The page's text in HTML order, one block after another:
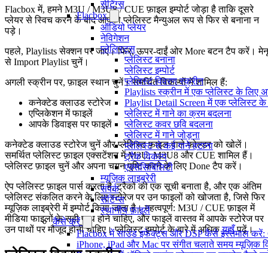
सेटिंग्स
Flacbox
ऑडियो प्लेयर
नेविगेशन
प्लेलिस्ट्स
प्लेलिस्ट बनाना
प्लेलिस्ट इम्पोर्ट
प्लेलिस्ट विवरण स्क्रीन
Playlists स्क्रीन में एक प्लेलिस्ट के लिए
Playlist Detail Screen में एक प्लेलिस्ट के
प्लेलिस्ट में गाने का क्रम बदलना
प्लेलिस्ट कवर छवि बदलना
प्लेलिस्ट में गाने जोड़ना
प्लेलिस्ट से कई गाने हटाना
ट्रैक विकल्प
एक्सेसिबिलिटी
म्यूज़िक लाइब्रेरी
संपर्क
सेटिंग्स
स्थानीय फ़ाइलें
कैसे करें
Flacbox में साउंड इफेक्ट्स और DSP कैसे इस्तेमाल करें:
iPhone, iPad और Mac पर संगीत चलाते समय म्यूज़िक
Flacbox में, हमने M3U / M3U8 / CUE फ़ाइल इम्पोर्ट जोड़ा है ताकि दूसरे
प्लेयर से स्विच करने के बाद आपको प्लेलिस्ट मैन्युअल रूप से फिर से बनाना न
पड़े।
पहले, Playlists सेक्शन पर जाएं। फिर, ऊपर-दाईं ओर More बटन टैप करें। मेनू
से Import Playlist चुनें।
अगली स्क्रीन पर, फ़ाइल स्थान चुनें। समर्थित विकल्पों में शामिल हैं:
कनेक्टेड क्लाउड स्टोरेज
एप्लिकेशन में फाइलें
आपके डिवाइस पर फाइलें
कनेक्टेड क्लाउड स्टोरेज चुनें और प्लेलिस्ट फ़ाइल वाले फ़ोल्डर को खोलें।
समर्थित प्लेलिस्ट फ़ाइल एक्सटेंशन में M3U, M3U8 और CUE शामिल हैं।
प्लेलिस्ट फ़ाइल चुनें और अपना चयन पुष्टि करने के लिए Done टैप करें।
ऐप प्लेलिस्ट फ़ाइल पार्स करता है, ट्रैकों की एक सूची बनाता है, और एक अंतिम
प्लेलिस्ट संकलित करने के लिए स्टोरेज पर उन फाइलों को खोजता है, जिसे फिर
म्यूज़िक लाइब्रेरी में इम्पोर्ट किया जाता है। महत्वपूर्ण: M3U / CUE फ़ाइल में
मीडिया फाइलों के सही पाथ होने चाहिए, और फाइलें वास्तव में आपके स्टोरेज पर
उन पाथों पर मौजूद होनी चाहिए। प्लेलिस्ट इम्पोर्ट के बारे में अधिकयहाँपढ़ें।